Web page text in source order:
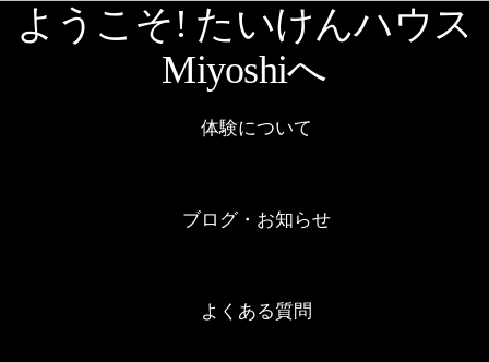
ようこそ! たいけんハウス
Miyoshiへ
体験について
ブログ・お知らせ
よくある質問